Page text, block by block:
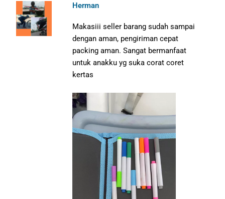
Herman
Makasiii seller barang sudah sampai
dengan aman, pengiriman cepat
packing aman.Sangat bermanfaat
untuk anakku yg suka corat coret
kertas